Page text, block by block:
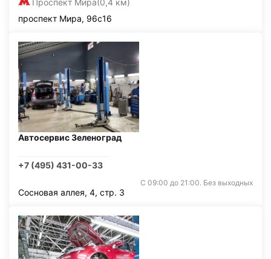
Проспект Мира(0,4 км)
проспект Мира, 96с16
Автосервис Зеленоград
+7 (495) 431-00-33
С 09:00 до 21:00. Без выходных
Сосновая аллея, 4, стр. 3